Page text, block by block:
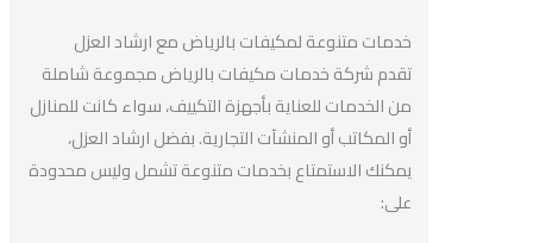
خدمات متنوعة لمكيفات بالرياض مع ارشاد العزل
تقدم شركة خدمات مكيفات بالرياض مجموعة شاملة
من الخدمات للعناية بأجهزة التكييف، سواء كانت للمنازل
أو المكاتب أو المنشآت التجارية. بفضل ارشاد العزل،
يمكنك الاستمتاع بخدمات متنوعة تشمل وليس محدودة